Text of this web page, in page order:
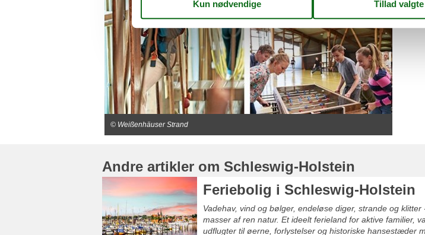
© Weißenhäuser Strand
Andre artikler om Schleswig-Holstein
Feriebolig i Schleswig-Holstein
Vadehav, vind og bølger, endeløse diger, strande og
masser af ren natur. Et ideelt ferieland for aktive familier,
udflugter til øerne, forlystelser og historiske hansestæder